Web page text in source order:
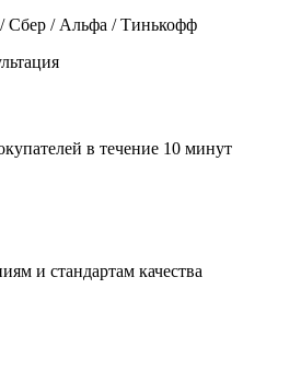
Сбер / Альфа / Тинькофф
в течение 10 минут
и стандартам качества